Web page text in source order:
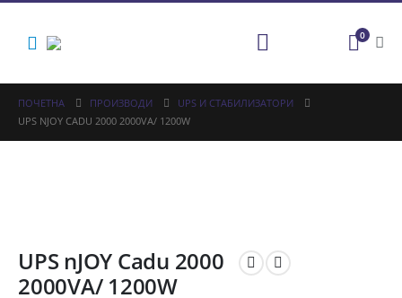
0
ПОЧЕТНА ПРОИЗВОДИ
UPS И СТАБИЛИЗАТОРИ
UPS NJOY CADU 2000 2000VA/ 1200W
UPS nJOY Cadu 2000
2000VA/ 1200W